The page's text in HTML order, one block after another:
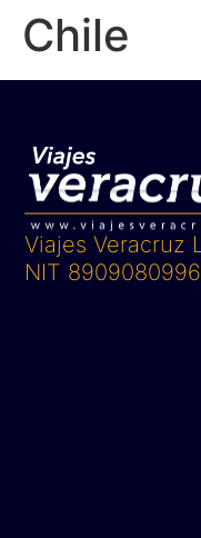
Chile
Viajes Veracruz
NIT 8909080996